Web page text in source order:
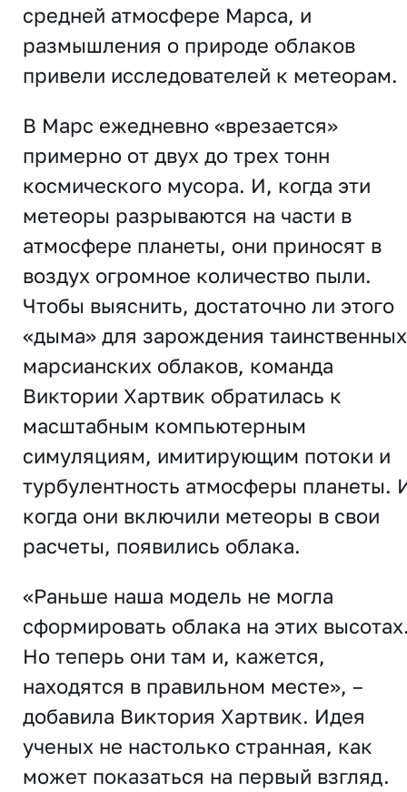
средней атмосфере Марса, и
размышления о природе облаков
привели исследователей к метеорам.
В Марс ежедневно «врезается»
примерно от двух до трех тонн
космического мусора. И, когда эти
метеоры разрываются на части в
атмосфере планеты, они приносят в
воздух огромное количество пыли.
Чтобы выяснить, достаточно ли этого
«дыма» для зарождения таинственных
марсианских облаков, команда
Виктории Хартвик обратилась к
масштабным компьютерным
симуляциям, имитирующим потоки и
турбулентность атмосферы планеты.
когда они включили метеоры в свои
расчеты, появились облака.
«Раньше наша модель не могла
сформировать облака на этих
Но теперь они там и, кажется,
находятся в правильном месте», –
добавила Виктория Хартвик. Идея
ученых не настолько странная, как
может показаться на первый взгляд.